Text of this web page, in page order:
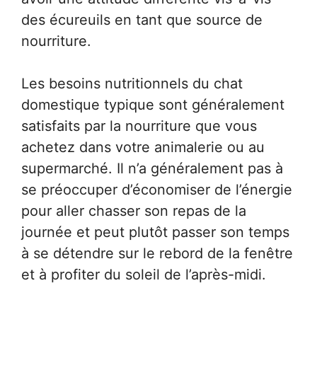
des écureuils en tant que source de
nourriture.
Les besoins nutritionnels du chat
domestique typique sont généralement
satisfaits par la nourriture que vous
achetez dans votre animalerie ou au
supermarché. Il n’a généralement pas à
se préoccuper d’économiser de l’énergie
pour aller chasser son repas de la
journée et peut plutôt passer son temps
à se détendre sur le rebord de la fenêtre
et à profiter du soleil de l’après-midi.